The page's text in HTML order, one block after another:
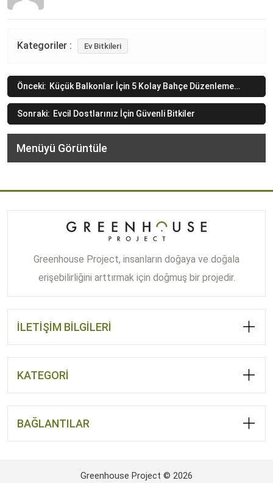
Kategoriler : Ev Bitkileri
Yazı
gezinmesi
Önceki: Küçük Balkonlar İçin 5 Kolay Bahçe Düzenleme
Tekniği
Sonraki: Evcil Dostlarınız İçin Güvenli Bitkiler
Menüyü Görüntüle
Greenhouse Project, insanların doğaya ve doğala
erişebilirliğini arttırmak için doğmuş bir projedir.
İLETİŞİM BİLGİLERİ
KATEGORİ
BAĞLANTILAR
Greenhouse Project © 2026